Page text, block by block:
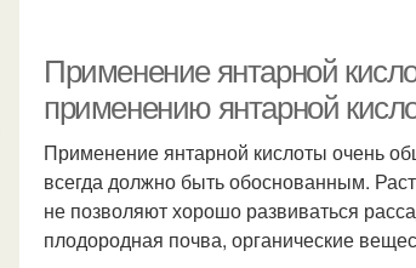
растений
Кислота для полива
Применение янтарной
применению янтарной
Применение янтарной кислоты очень
всегда должно быть обоснованным.
не позволяют хорошо развиваться
плодородная почва, органические